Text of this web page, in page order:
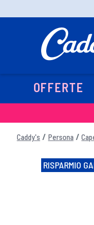
OFFERTE
Caddy's Persona
RISPARMIO